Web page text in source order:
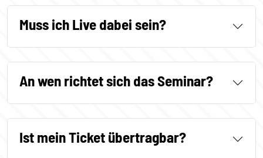
Muss ich Live dabei sein?
An wen richtet sich das Seminar?
Ist mein Ticket übertragbar?